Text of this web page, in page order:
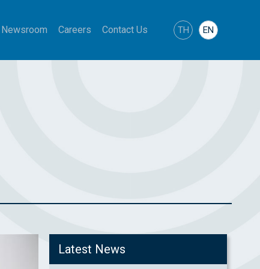
Newsroom Careers Contact Us TH EN
Latest News